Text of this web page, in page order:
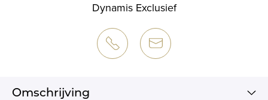
Dynamis Exclusief
Omschrijving